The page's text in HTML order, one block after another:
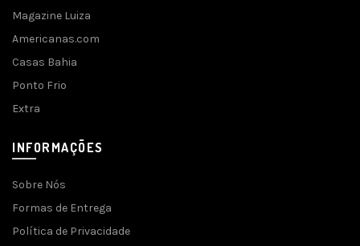
Magazine Luiza
Americanas.com
Casas Bahia
Ponto Frio
Extra
INFORMAÇÕES
Sobre Nós
Formas de Entrega
Política de Privacidade